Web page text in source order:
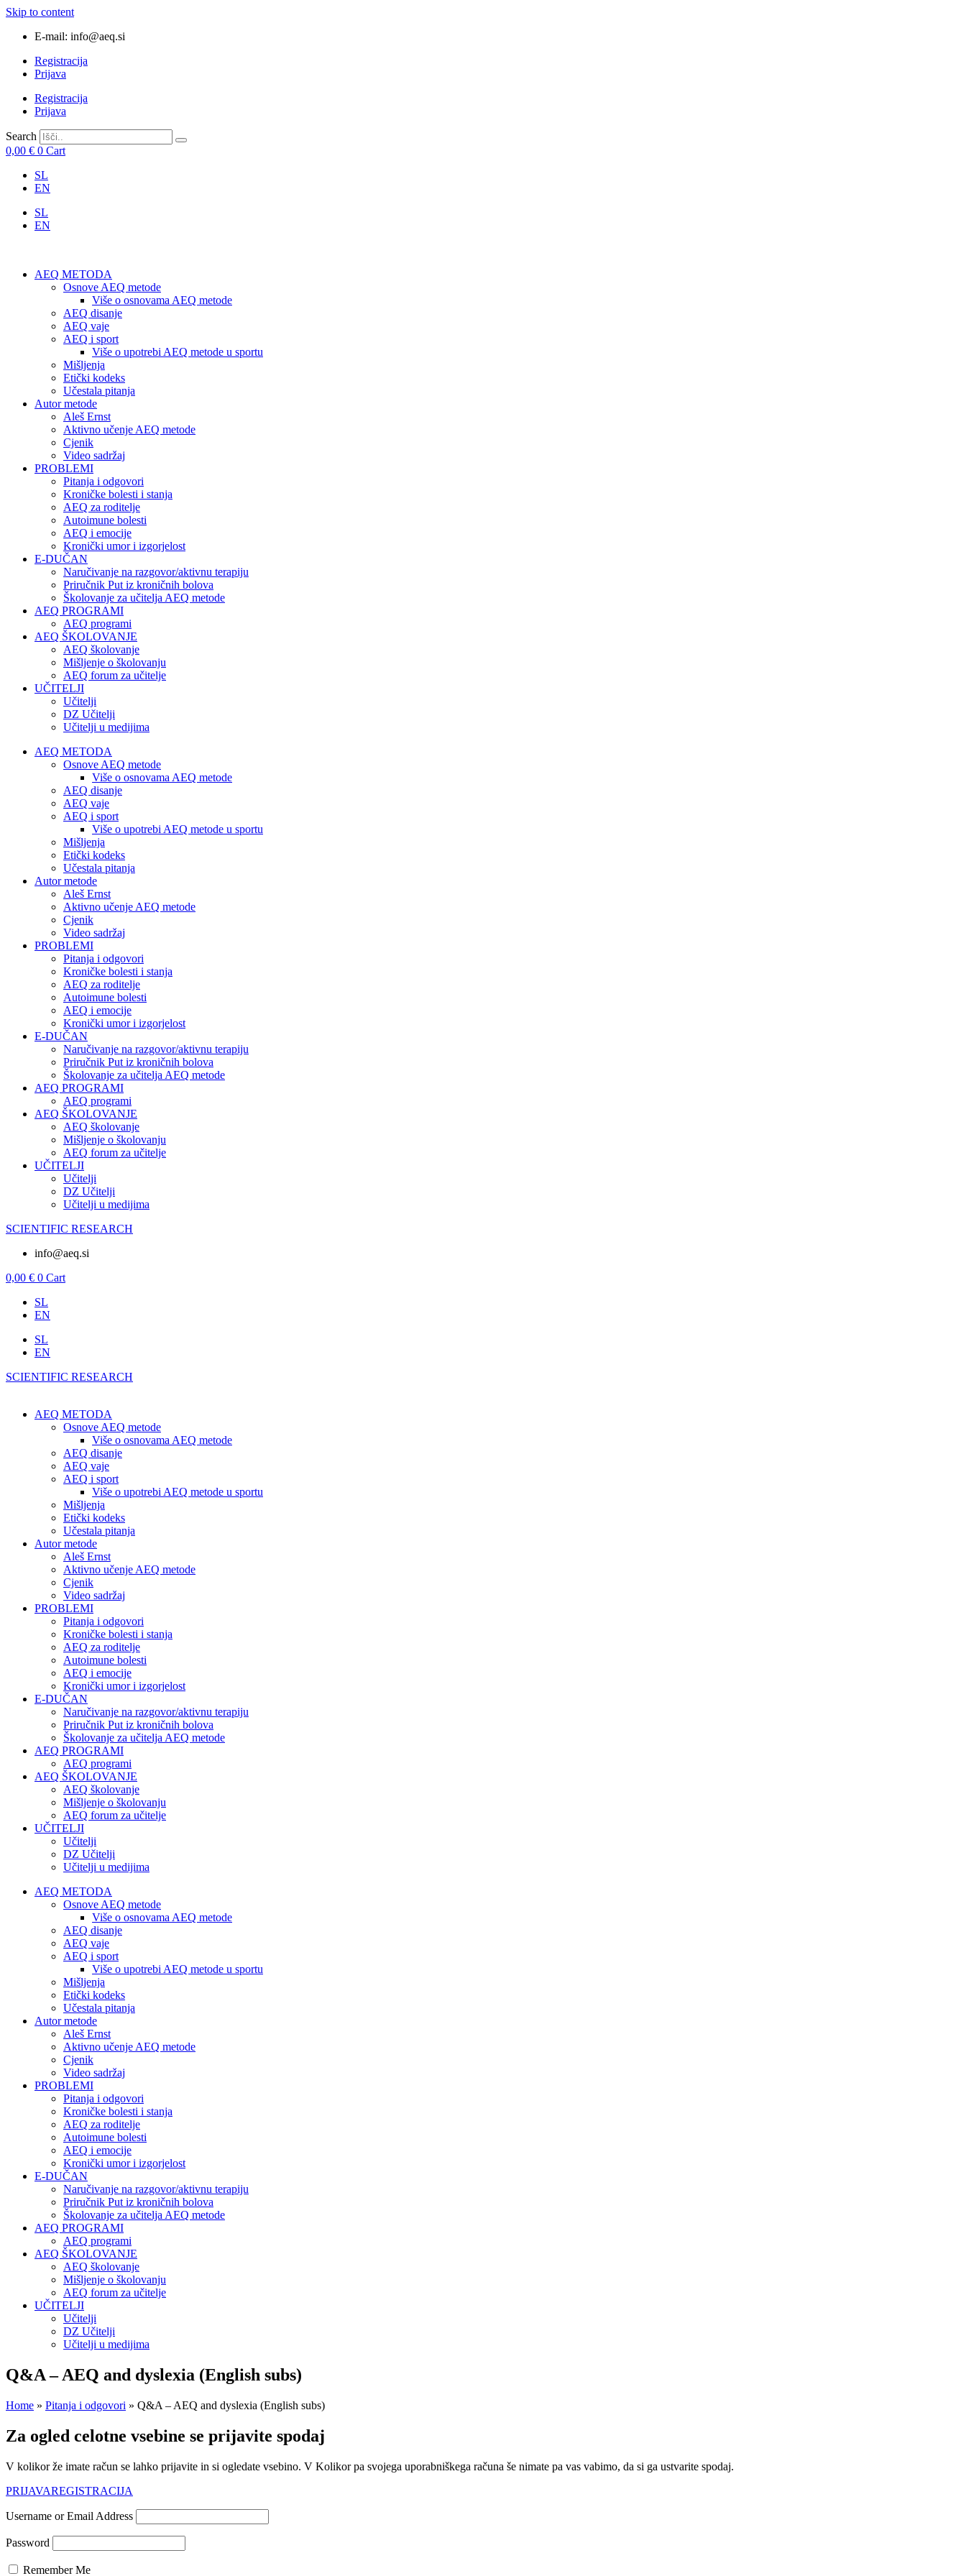
Skip to content
E-mail: info@aeq.si
Registracija
Prijava
Registracija
Prijava
Search
0,00 € 0 Cart
SL
EN
SL
EN
AEQ METODA
Osnove AEQ metode
Više o osnovama AEQ metode
AEQ disanje
AEQ vaje
AEQ i sport
Više o upotrebi AEQ metode u sportu
Mišljenja
Etički kodeks
Učestala pitanja
Autor metode
Aleš Ernst
Aktivno učenje AEQ metode
Cjenik
Video sadržaj
PROBLEMI
Pitanja i odgovori
Kroničke bolesti i stanja
AEQ za roditelje
Autoimune bolesti
AEQ i emocije
Kronički umor i izgorjelost
E-DUČAN
Naručivanje na razgovor/aktivnu terapiju
Priručnik Put iz kroničnih bolova
Školovanje za učitelja AEQ metode
AEQ PROGRAMI
AEQ programi
AEQ ŠKOLOVANJE
AEQ školovanje
Mišljenje o školovanju
AEQ forum za učitelje
UČITELJI
Učitelji
DZ Učitelji
Učitelji u medijima
AEQ METODA
Osnove AEQ metode
Više o osnovama AEQ metode
AEQ disanje
AEQ vaje
AEQ i sport
Više o upotrebi AEQ metode u sportu
Mišljenja
Etički kodeks
Učestala pitanja
Autor metode
Aleš Ernst
Aktivno učenje AEQ metode
Cjenik
Video sadržaj
PROBLEMI
Pitanja i odgovori
Kroničke bolesti i stanja
AEQ za roditelje
Autoimune bolesti
AEQ i emocije
Kronički umor i izgorjelost
E-DUČAN
Naručivanje na razgovor/aktivnu terapiju
Priručnik Put iz kroničnih bolova
Školovanje za učitelja AEQ metode
AEQ PROGRAMI
AEQ programi
AEQ ŠKOLOVANJE
AEQ školovanje
Mišljenje o školovanju
AEQ forum za učitelje
UČITELJI
Učitelji
DZ Učitelji
Učitelji u medijima
SCIENTIFIC RESEARCH
info@aeq.si
0,00 € 0 Cart
SL
EN
SL
EN
SCIENTIFIC RESEARCH
AEQ METODA
Osnove AEQ metode
Više o osnovama AEQ metode
AEQ disanje
AEQ vaje
AEQ i sport
Više o upotrebi AEQ metode u sportu
Mišljenja
Etički kodeks
Učestala pitanja
Autor metode
Aleš Ernst
Aktivno učenje AEQ metode
Cjenik
Video sadržaj
PROBLEMI
Pitanja i odgovori
Kroničke bolesti i stanja
AEQ za roditelje
Autoimune bolesti
AEQ i emocije
Kronički umor i izgorjelost
E-DUČAN
Naručivanje na razgovor/aktivnu terapiju
Priručnik Put iz kroničnih bolova
Školovanje za učitelja AEQ metode
AEQ PROGRAMI
AEQ programi
AEQ ŠKOLOVANJE
AEQ školovanje
Mišljenje o školovanju
AEQ forum za učitelje
UČITELJI
Učitelji
DZ Učitelji
Učitelji u medijima
AEQ METODA
Osnove AEQ metode
Više o osnovama AEQ metode
AEQ disanje
AEQ vaje
AEQ i sport
Više o upotrebi AEQ metode u sportu
Mišljenja
Etički kodeks
Učestala pitanja
Autor metode
Aleš Ernst
Aktivno učenje AEQ metode
Cjenik
Video sadržaj
PROBLEMI
Pitanja i odgovori
Kroničke bolesti i stanja
AEQ za roditelje
Autoimune bolesti
AEQ i emocije
Kronički umor i izgorjelost
E-DUČAN
Naručivanje na razgovor/aktivnu terapiju
Priručnik Put iz kroničnih bolova
Školovanje za učitelja AEQ metode
AEQ PROGRAMI
AEQ programi
AEQ ŠKOLOVANJE
AEQ školovanje
Mišljenje o školovanju
AEQ forum za učitelje
UČITELJI
Učitelji
DZ Učitelji
Učitelji u medijima
Q&A – AEQ and dyslexia (English subs)
Home » Pitanja i odgovori » Q&A – AEQ and dyslexia (English subs)
Za ogled celotne vsebine se prijavite spodaj
V kolikor že imate račun se lahko prijavite in si ogledate vsebino. V Kolikor pa svojega uporabniškega računa še nimate pa vas vabimo, da si ga ustvarite spodaj.
PRIJAVAREGISTRACIJA
Username or Email Address
Password
Remember Me